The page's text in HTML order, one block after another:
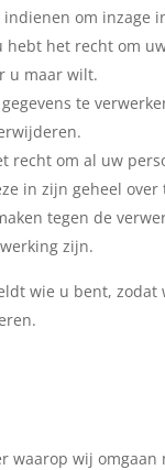
om inzage
het recht om
u maar wilt.
te
om al uw
in zijn geheel
tegen de
zijn.
wie u bent, zodat
wij omgaan